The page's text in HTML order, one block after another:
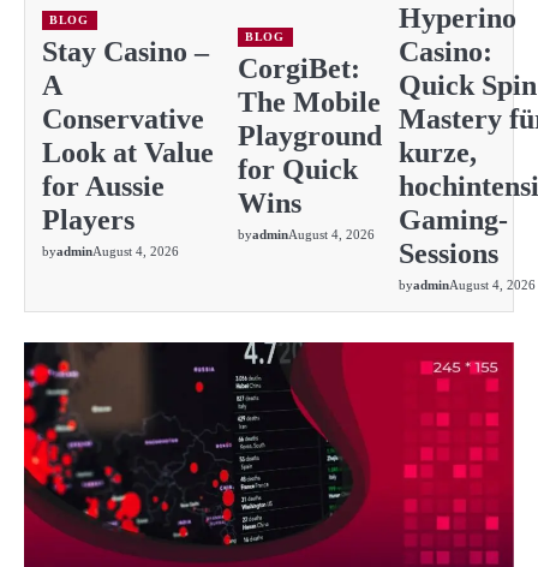
BLOG
Stay Casino –
A
Conservative
Look at Value
for Aussie
Players
byadminAugust 4, 2026
BLOG
CorgiBet:
The Mobile
Playground
for Quick
Wins
byadminAugust 4, 2026
Hyperino
Casino:
Quick Spin
Mastery
kurze,
Gaming-
Sessions
byadminAugust 4, 2026